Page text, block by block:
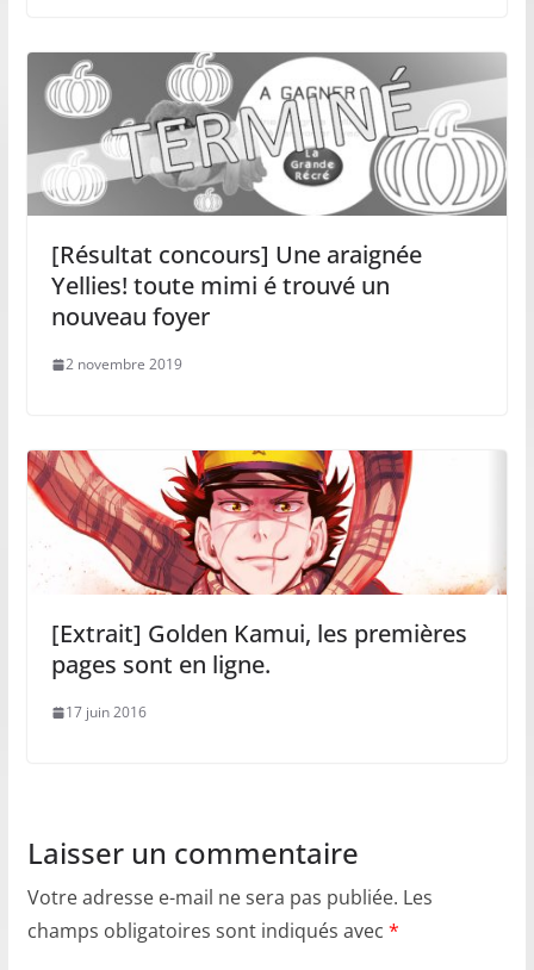
[Résultat concours] Une araignée
Yellies! toute mimi é trouvé un
nouveau foyer
2 novembre 2019
[Extrait] Golden Kamui, les premières
pages sont en ligne.
17 juin 2016
Laisser un commentaire
Votre adresse e-mail ne sera pas publiée. Les
champs obligatoires sont indiqués avec *